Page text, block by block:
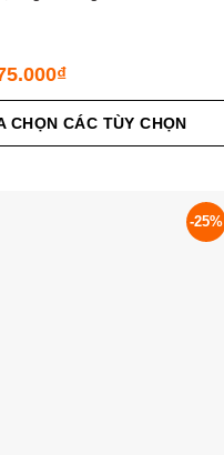
₫
CHỌN CÁC TÙY CHỌN
-25%